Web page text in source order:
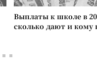
Выплаты к школе в
сколько дают и